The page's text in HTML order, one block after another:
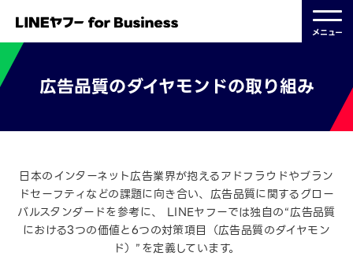
メニュー
広告品質のダイヤモンドの取り組み
日本のインターネット広告業界が抱えるアドフラウドやブラン
ドセーフティなどの課題に向き合い、広告品質に関するグロー
バルスタンダードを参考に、 LINEヤフーでは独自の“広告品質
における3つの価値と6つの対策項目（広告品質のダイヤモン
ド）”を定義しています。